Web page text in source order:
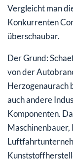
Vergleicht man
Konkurrenten
überschaubar.
Der Grund:
von der
Herzogenaurach
auch andere
Komponenten.